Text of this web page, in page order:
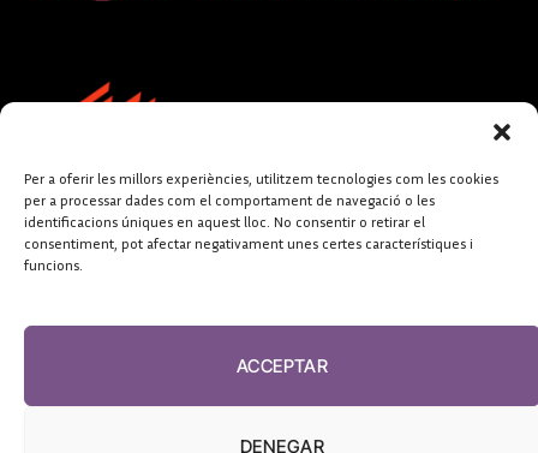
Per a oferir les millors experiències, utilitzem tecnologies com les cookies
per a processar dades com el comportament de navegació o les
identificacions úniques en aquest lloc. No consentir o retirar el
consentiment, pot afectar negativament unes certes característiques i
funcions.
ACCEPTAR
DENEGAR
FUNDACIÓ